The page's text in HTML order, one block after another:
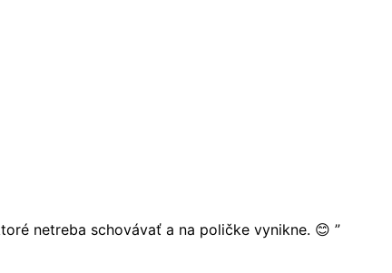
netreba schovávať a na poličke vynikne. 😊 ”